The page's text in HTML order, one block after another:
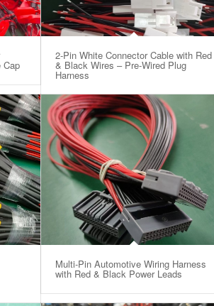
Cap
2-Pin White Connector Cable with Red
& Black Wires – Pre-Wired Plug
Harness
Multi-Pin Automotive Wiring Harness
with Red & Black Power Leads